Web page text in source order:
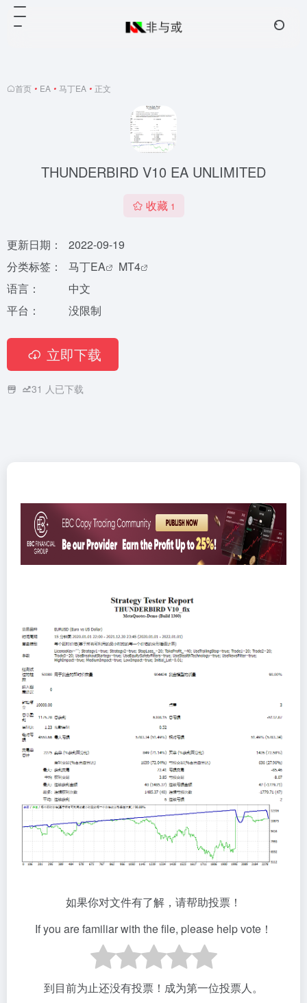
首页 • EA • 马丁EA • 正文
THUNDERBIRD V10 EA UNLIMITED
收藏 1
更新日期：
2022-09-19
分类标签：
马丁EA
MT4
语言：
中文
平台：
没限制
立即下载
31 人已下载
如果你对文件有了解，请帮助投票！
If you are familiar with the file, please help vote！
到目前为止还没有投票！成为第一位投票人。